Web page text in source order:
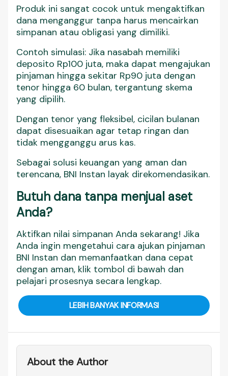
Produk ini sangat cocok untuk mengaktifkan
dana menganggur tanpa harus mencairkan
simpanan atau obligasi yang dimiliki.
Contoh simulasi: Jika nasabah memiliki
deposito Rp100 juta, maka dapat mengajukan
pinjaman hingga sekitar Rp90 juta dengan
tenor hingga 60 bulan, tergantung skema
yang dipilih.
Dengan tenor yang fleksibel, cicilan bulanan
dapat disesuaikan agar tetap ringan dan
tidak mengganggu arus kas.
Sebagai solusi keuangan yang aman dan
terencana, BNI Instan layak direkomendasikan.
Butuh dana tanpa menjual aset
Anda?
Aktifkan nilai simpanan Anda sekarang! Jika
Anda ingin mengetahui cara ajukan pinjaman
BNI Instan dan memanfaatkan dana cepat
dengan aman, klik tombol di bawah dan
pelajari prosesnya secara lengkap.
LEBIH BANYAK INFORMASI
About the Author